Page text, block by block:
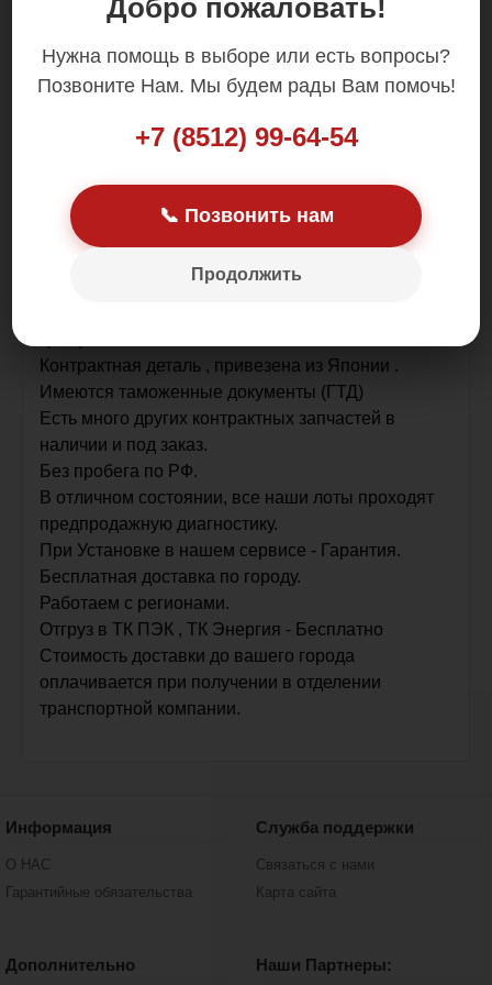
Добро пожаловать!
Нужна помощь в выборе или есть вопросы?
Позвоните Нам. Мы будем рады Вам помочь!
+7 (8512) 99-64-54
📞 Позвонить нам
Продолжить
Цена: 11 000.00 р.
Возможна покупка в кредит!
Оригинал!
В сборе с решеткой, заглушками.
Контрактная деталь , привезена из Японии .
Имеются таможенные документы (ГТД)
Есть много других контрактных запчастей в
наличии и под заказ.
Без пробега по РФ.
В отличном состоянии, все наши лоты проходят
предпродажную диагностику.
При Установке в нашем сервисе - Гарантия.
Бесплатная доставка по городу.
Работаем с регионами.
Отгруз в ТК ПЭК , ТК Энергия - Бесплатно
Стоимость доставки до вашего города
оплачивается при получении в отделении
транспортной компании.
Информация
О НАС
Гарантийные обязательства
Служба поддержки
Связаться с нами
Карта сайта
Дополнительно Наши Партнеры: